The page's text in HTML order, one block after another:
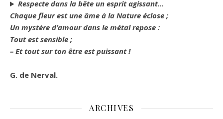
Respecte dans la bête un esprit agissant…
Chaque fleur est une âme à la Nature éclose ;
Un mystère d’amour dans le métal repose :
Tout est sensible ;
– Et tout sur ton être est puissant !
G. de Nerval.
ARCHIVES